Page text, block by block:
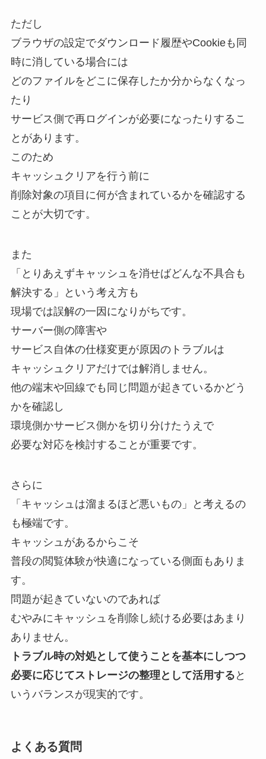
ただし
ブラウザの設定でダウンロード履歴やCookieも同
時に消している場合には
どのファイルをどこに保存したか分からなくなっ
たり
サービス側で再ログインが必要になったりするこ
とがあります。
このため
キャッシュクリアを行う前に
削除対象の項目に何が含まれているかを確認する
ことが大切です。
また
「とりあえずキャッシュを消せばどんな不具合も
解決する」という考え方も
現場では誤解の一因になりがちです。
サーバー側の障害や
サービス自体の仕様変更が原因のトラブルは
キャッシュクリアだけでは解消しません。
他の端末や回線でも同じ問題が起きているかどう
かを確認し
環境側かサービス側かを切り分けたうえで
必要な対応を検討することが重要です。
さらに
「キャッシュは溜まるほど悪いもの」と考えるの
も極端です。
キャッシュがあるからこそ
普段の閲覧体験が快適になっている側面もありま
す。
問題が起きていないのであれば
むやみにキャッシュを削除し続ける必要はあまり
ありません。
トラブル時の対処として使うことを基本にしつつ
必要に応じてストレージの整理として活用する と
いうバランスが現実的です。
よくある質問